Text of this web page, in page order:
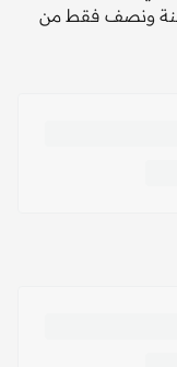
من سنة ونصف فقط من